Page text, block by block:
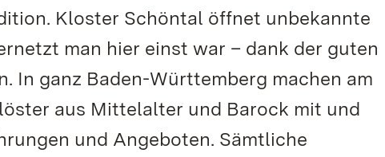
Kloster Schöntal öffnet unbekannte
man hier einst war – dank der guten
In ganz Baden-Württemberg machen am
aus Mittelalter und Barock mit und
und Angeboten. Sämtliche